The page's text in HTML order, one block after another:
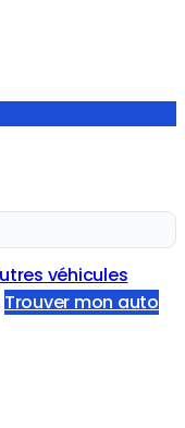
véhicules
Trouver mon auto